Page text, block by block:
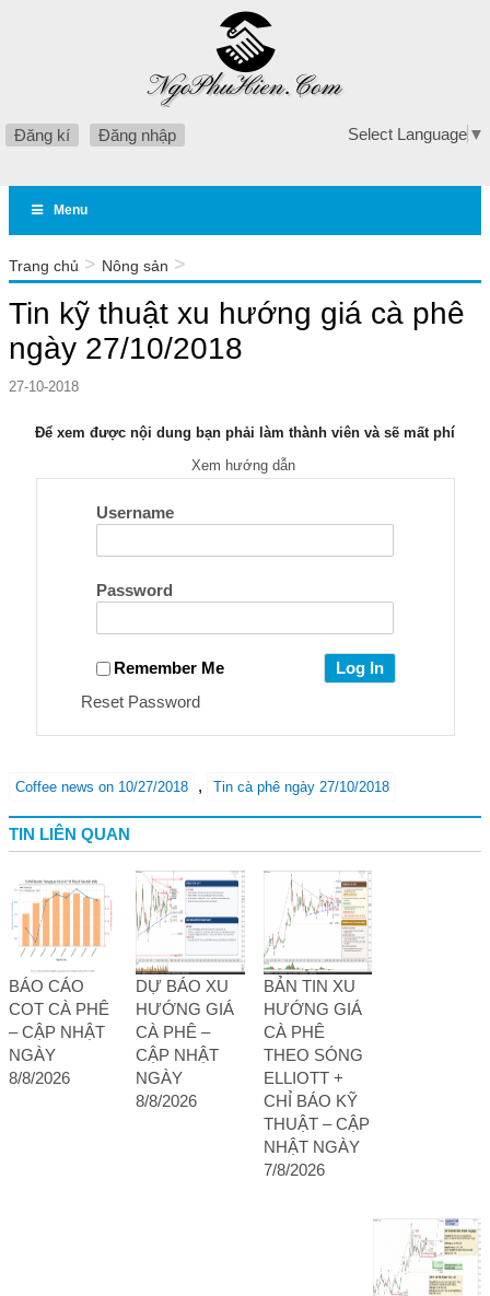
Đăng kí Đăng nhập Select Language ▼
Menu
Trang chủ > Nông sản >
Tin kỹ thuật xu hướng giá cà phê
ngày 27/10/2018
27-10-2018
Để xem được nội dung bạn phải làm thành viên và sẽ mất phí
Xem hướng dẫn
Username
Password
Remember Me
Reset Password
Coffee news on 10/27/2018 , Tin cà phê ngày 27/10/2018
TIN LIÊN QUAN
BÁO CÁO
COT CÀ PHÊ
– CẬP NHẬT
NGÀY
8/8/2026
DỰ BÁO XU
HƯỚNG GIÁ
CÀ PHÊ –
CẬP NHẬT
NGÀY
8/8/2026
BẢN TIN XU
HƯỚNG GIÁ
CÀ PHÊ
THEO SÓNG
ELLIOTT +
CHỈ BÁO KỸ
THUẬT – CẬP
NHẬT NGÀY
7/8/2026